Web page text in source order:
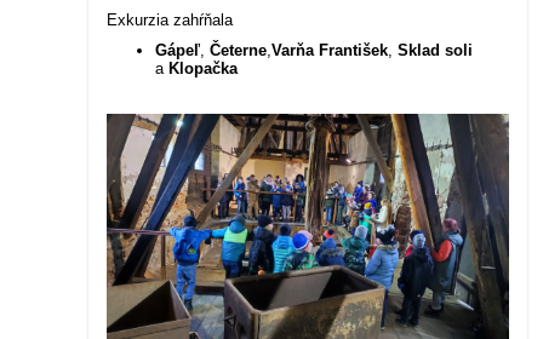
Exkurzia zahŕňala
Gápeľ,Četerne,Varňa František,Sklad soli
a Klopačka